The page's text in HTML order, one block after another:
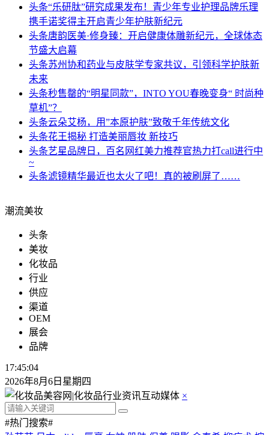
头条“乐研肽”研究成果发布！青少年专业护理品牌乐理
携手诺奖得主开启青少年护肤新纪元
头条唐韵医美·修身臻：开启健康体雕新纪元，全球体态
节盛大启幕
头条苏州协和药业与皮肤学专家共议，引领科学护肤新
未来
头条秒售罄的“明星同款”，INTO YOU春晚变身“ 时尚种
草机”？
头条云朵艾杨，用”本原护肤”致敬千年传统文化
头条花王揭秘 打造美丽唇妆 新技巧
头条艺星品牌日，百名网红美力推荐官热力打call进行中
~
头条滤镜精华最近也太火了吧！真的被刷屏了……
潮流美妆
头条
美妆
化妆品
行业
供应
渠道
OEM
展会
品牌
17:45:04
2026年8月6日星期四
×
#热门搜索#